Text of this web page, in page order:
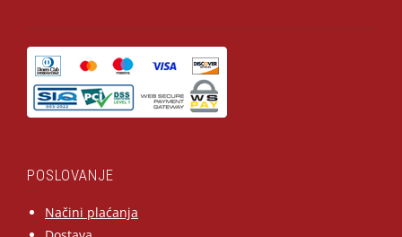
POSLOVANJE
Načini plaćanja